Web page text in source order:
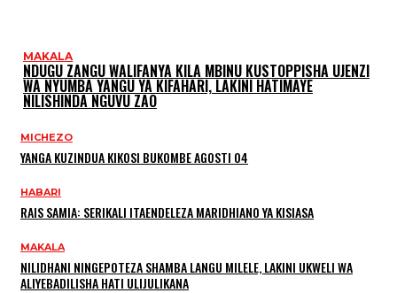
MAKALA
NDUGU ZANGU WALIFANYA KILA MBINU KUSTOPPISHA UJENZI
WA NYUMBA YANGU YA KIFAHARI, LAKINI HATIMAYE
NILISHINDA NGUVU ZAO
MICHEZO
YANGA KUZINDUA KIKOSI BUKOMBE AGOSTI 04
HABARI
RAIS SAMIA: SERIKALI ITAENDELEZA MARIDHIANO YA KISIASA
MAKALA
NILIDHANI NINGEPOTEZA SHAMBA LANGU MILELE, LAKINI UKWELI WA
ALIYEBADILISHA HATI ULIJULIKANA